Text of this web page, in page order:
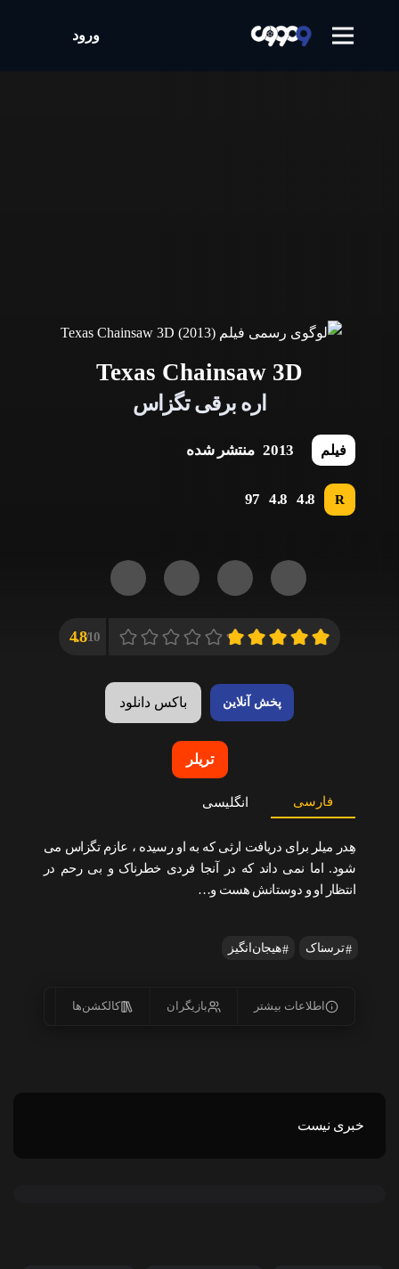
ورود
Texas Chainsaw 3D
اره‌ برقی تگزاس
فیلم 2013 منتشر شده
R
4.8
4.8
97
10/
4.8
پخش آنلاین باکس دانلود
تریلر
فارسی انگلیسی
هِدر میلر برای دریافت ارثی که به او رسیده ، عازم تگزاس می
شود. اما نمی داند که در آنجا فردی خطرناک و بی رحم در
انتظار او و دوستانش هست و…
ترسناک هیجان‌انگیز
اطلاعات بیشتر بازیگران کالکشن‌ها
خبری نیست